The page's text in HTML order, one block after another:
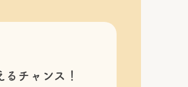
チャンス！